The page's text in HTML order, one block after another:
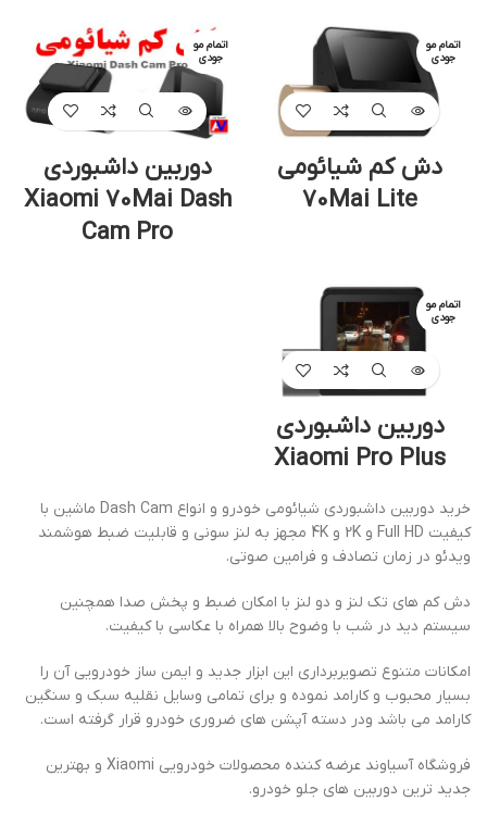
اتمام مو
جودی
دش کم شیائومی
70Mai Lite
اتمام مو
جودی
دوربین داشبوردی
Xiaomi 70Mai Dash
Cam Pro
اتمام مو
جودی
دوربین داشبوردی
Xiaomi Pro Plus
خرید دوربین داشبوردی شیائومی خودرو و انواع Dash Cam ماشین با
کیفیت Full HD و 2K و 4K مجهز به لنز سونی و قابلیت ضبط هوشمند
ویدئو در زمان تصادف و فرامین صوتی.
دش کم های تک لنز و دو لنز با امکان ضبط و پخش صدا همچنین
سیستم دید در شب با وضوح بالا همراه با عکاسی با کیفیت.
امکانات متنوع تصویربرداری این ابزار جدید و ایمن ساز خودرویی آن را
بسیار محبوب و کارامد نموده و برای تمامی وسایل نقلیه سبک و سنگین
کارامد می باشد ودر دسته آپشن های ضروری خودرو قرار گرفته است.
فروشگاه آسیاوند عرضه کننده محصولات خودرویی Xiaomi و بهترین
جدید ترین دوربین های جلو خودرو.